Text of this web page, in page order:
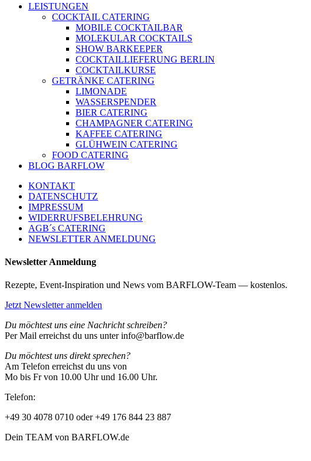
LEISTUNGEN
COCKTAIL CATERING
MOBILE COCKTAILBAR
MOLEKULAR COCKTAILS
SHOW BARKEEPER
COCKTAILLIEFERUNG BERLIN
COCKTAILKURSE
GETRÄNKE CATERING
LIMONADE
WASSERSPENDER
BIER CATERING
CHAMPAGNER CATERING
KAFFEE CATERING
GLÜHWEIN CATERING
FOOD CATERING
BLOG BARFLOW
KONTAKT
DATENSCHUTZ
IMPRESSUM
WIDERRUFSBELEHRUNG
AGB´s CATERING
NEWSLETTER ANMELDUNG
Newsletter Anmeldung
Rezepte, Event-Inspiration und News vom BARFLOW-Team — kostenlos.
Jetzt Newsletter anmelden
Du möchtest uns eine Nachricht schreiben?
Per Mail erreichst du uns unter info@barflow.de
Du möchtest uns direkt sprechen?
Am Telefon erreichst du uns von
Mo bis Fr von 10.00 Uhr und 16.00 Uhr.
Telefon:
+49 30 4078 0710 oder +49 176 844 23 887
Dein TEAM von BARFLOW.de